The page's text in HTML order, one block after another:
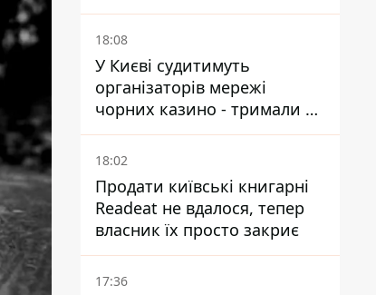
18:08
У Києві судитимуть
організаторів мережі
чорних казино - тримали 39
закладів
18:02
Продати київські книгарні
Readeat не вдалося, тепер
власник їх просто закриє
17:36